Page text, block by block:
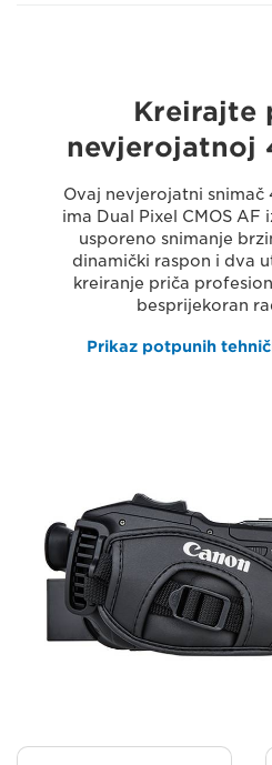
Kreirajte
nevjerojatnoj
Ovaj nevjerojatni
ima Dual Pixel CMOS AF
usporeno snimanje
dinamički raspon i dva
kreiranje priča
besprijekoran
Prikaz potpunih